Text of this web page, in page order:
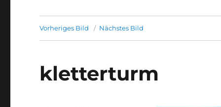
Vorheriges Bild Nächstes Bild
kletterturm